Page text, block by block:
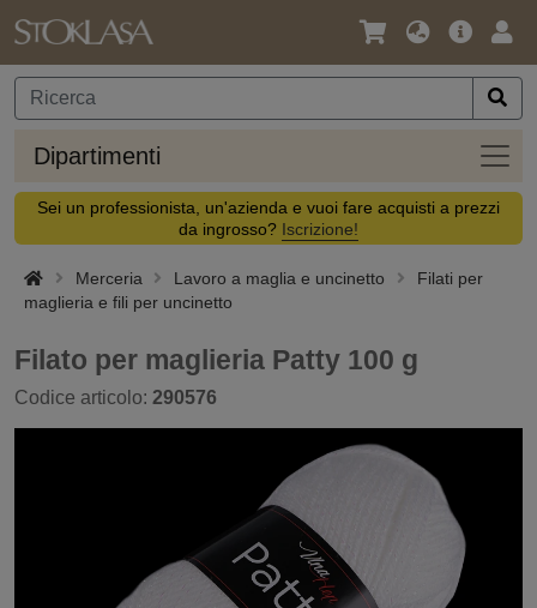
Lingua
Valuta
Offerta
Dipartimenti
Sei un professionista, un'azienda e vuoi fare acquisti a prezzi
da ingrosso? Iscrizione!
Merceria Lavoro a maglia e uncinetto
Filati per
maglieria e fili per uncinetto
Filato per maglieria Patty 100 g
Codice articolo: 290576